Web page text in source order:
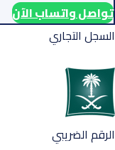
تواصل واتساب الآن
السجل التجاري
الرقم الضريبي